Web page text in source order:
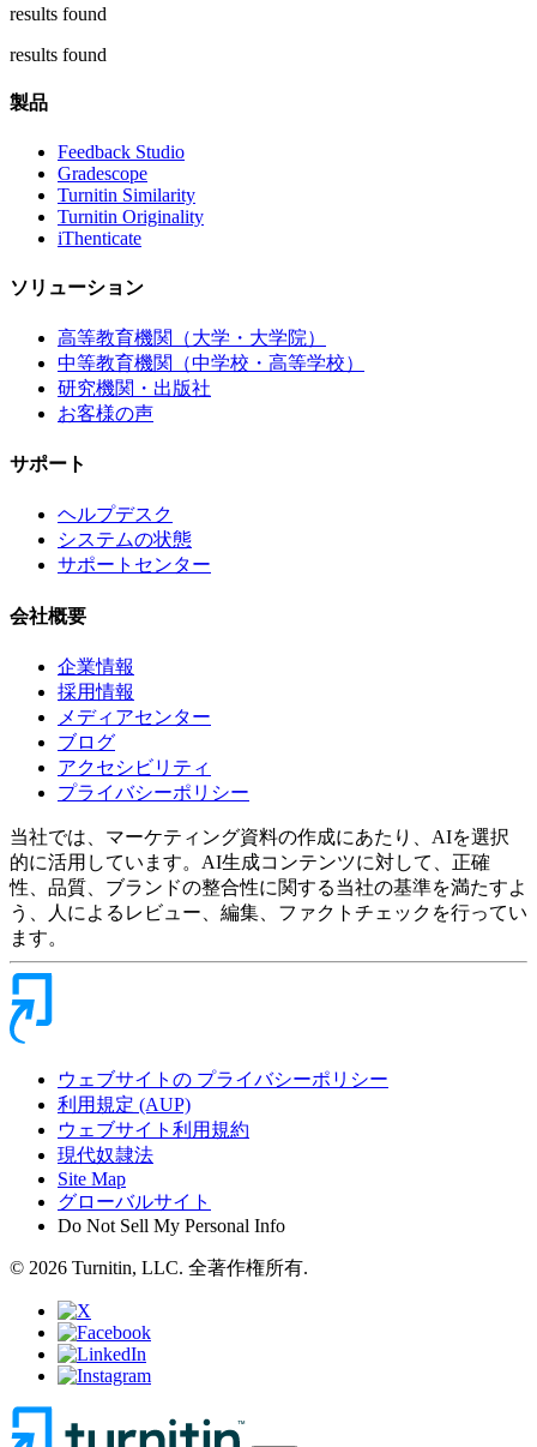
results found
results found
製品
Feedback Studio
Gradescope
Turnitin Similarity
Turnitin Originality
iThenticate
ソリューション
高等教育機関（大学・大学院）
中等教育機関（中学校・高等学校）
研究機関・出版社
お客様の声
サポート
ヘルプデスク
システムの状態
サポートセンター
会社概要
企業情報
採用情報
メディアセンター
ブログ
アクセシビリティ
プライバシーポリシー
当社では、マーケティング資料の作成にあたり、AIを選択
的に活用しています。AI生成コンテンツに対して、正確
性、品質、ブランドの整合性に関する当社の基準を満たすよ
う、人によるレビュー、編集、ファクトチェックを行ってい
ます。
ウェブサイトの プライバシーポリシー
利用規定 (AUP)
ウェブサイト利用規約
現代奴隷法
Site Map
グローバルサイト
Do Not Sell My Personal Info
© 2026 Turnitin, LLC. 全著作権所有.